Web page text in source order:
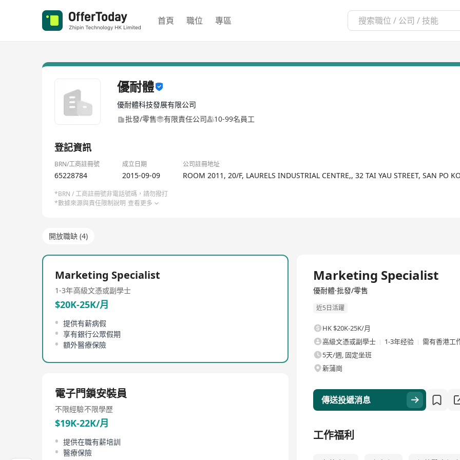
首頁 職位 專區
優耐體
優耐體科技發展有限公司
批發/零售
有限責任公司 10-99名員工
登記資訊
BRN/工商註冊號 成立日期 公司註冊地址
65228784 2015-09-09 ROOM 2011, 20/F, LAURELS INDUSTRIAL CENTRE,, 32 TAI YAU STREET, SAN PO
*BRN / 工商註冊號非電話號碼，請勿撥打
*數據來源與責任限制說明 查看更多
開放職缺 (4)
Marketing Specialist
1-3年高級文憑或副學士
$20K-25K/月
提供有薪病假
享有銀行公眾假期
額外醫療保險
電子門鎖安裝員
不限經驗不限學歷
$19K-22K/月
提供在職有薪培訓
醫療保險
Marketing Specialist
優耐體·批發/零售
近5日活躍
HK $20K-25K/月
高級文憑或副學士
1-3年经验
需有香港工
5天/週, 固定坐班
新蒲崗
傳送投遞消息
工作福利